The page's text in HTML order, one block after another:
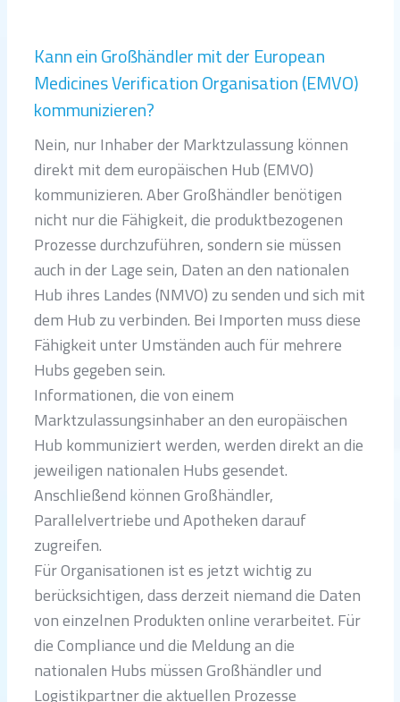
Kann ein Großhändler mit der European
Medicines Verification Organisation (EMVO)
kommunizieren?
Nein, nur Inhaber der Marktzulassung können
direkt mit dem europäischen Hub (EMVO)
kommunizieren. Aber Großhändler benötigen
nicht nur die Fähigkeit, die produktbezogenen
Prozesse durchzuführen, sondern sie müssen
auch in der Lage sein, Daten an den nationalen
Hub ihres Landes (NMVO) zu senden und sich mit
dem Hub zu verbinden. Bei Importen muss diese
Fähigkeit unter Umständen auch für mehrere
Hubs gegeben sein.
Informationen, die von einem
Marktzulassungsinhaber an den europäischen
Hub kommuniziert werden, werden direkt an die
jeweiligen nationalen Hubs gesendet.
Anschließend können Großhändler,
Parallelvertriebe und Apotheken darauf
zugreifen.
Für Organisationen ist es jetzt wichtig zu
berücksichtigen, dass derzeit niemand die Daten
von einzelnen Produkten online verarbeitet. Für
die Compliance und die Meldung an die
nationalen Hubs müssen Großhändler und
Logistikpartner die aktuellen Prozesse